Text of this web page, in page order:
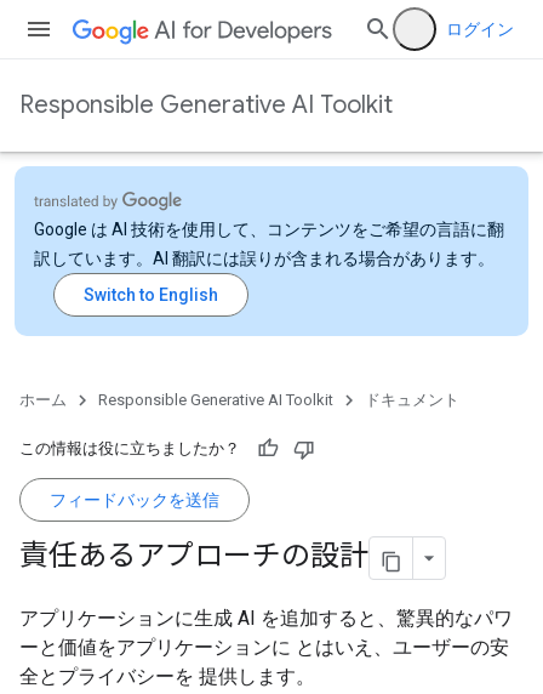
ログイン
Responsible Generative AI Toolkit
Google は AI 技術を使用して、コンテンツをご希望の言語に翻
訳しています。AI 翻訳には誤りが含まれる場合があります。
ホーム Responsible Generative AI Toolkit ドキュメント
この情報は役に立ちましたか？
フィードバックを送信
責任あるアプローチの設計
アプリケーションに生成 AI を追加すると、驚異的なパワ
ーと価値をアプリケーションに とはいえ、ユーザーの安
全とプライバシーを 提供します。